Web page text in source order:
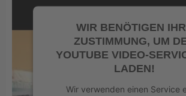
WIR BENÖTIGEN
ZUSTIMMUNG, UM
YOUTUBE VIDEO-
LADEN!
Wir verwenden einen Service